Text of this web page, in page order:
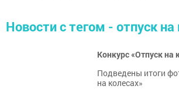
Новости с тегом - отпуск на
Конкурс «Отпуск на
Подведены итоги
на колесах»